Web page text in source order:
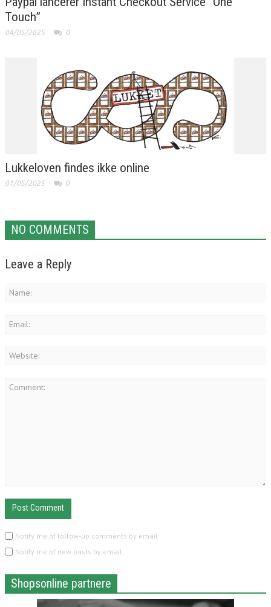
Touch”
04/05/2025 0
Lukkeloven findes ikke online
01/05/2025 0
NO COMMENTS
Leave a Reply
Notify me of follow-up comments by email.
Notify me of new posts by email.
Shopsonline partnere